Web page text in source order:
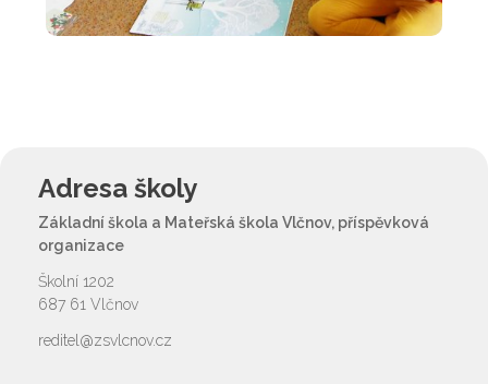
Adresa školy
Základní škola a Mateřská škola Vlčnov, příspěvková
organizace
Školní 1202
687 61 Vlčnov
reditel@zsvlcnov.cz